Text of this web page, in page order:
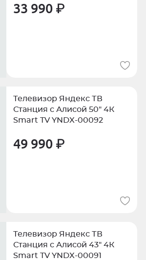
33 990 ₽
Телевизор Яндекс ТВ
Станция с Алисой 50" 4К
Smart TV YNDX-00092
49 990 ₽
Телевизор Яндекс ТВ
Станция с Алисой 43" 4К
Smart TV YNDX-00091